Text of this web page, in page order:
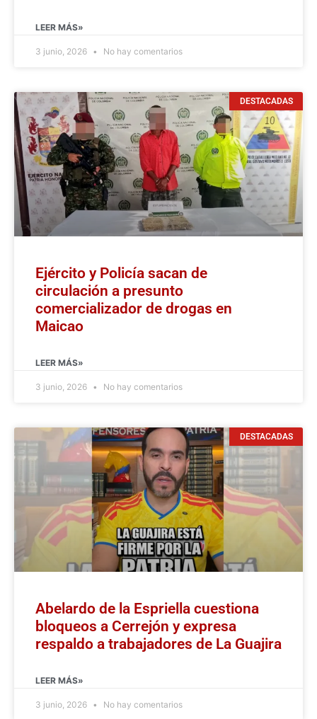
LEER MÁS»
3 junio, 2026 No hay comentarios
DESTACADAS
Ejército y Policía sacan de
circulación a presunto
comercializador de drogas en
Maicao
LEER MÁS»
3 junio, 2026 No hay comentarios
DESTACADAS
Abelardo de la Espriella cuestiona
bloqueos a Cerrejón y expresa
respaldo a trabajadores de La Guajira
LEER MÁS»
3 junio, 2026 No hay comentarios